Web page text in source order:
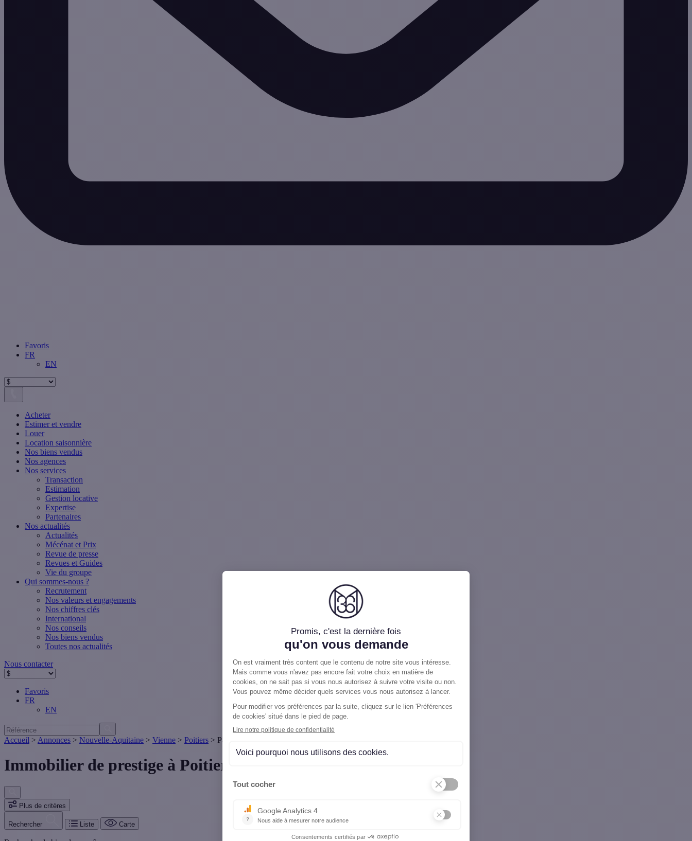
Favoris
FR
EN
Acheter
Estimer et vendre
Louer
Location saisonnière
Nos biens vendus
Nos agences
Nos services
Transaction
Estimation
Gestion locative
Expertise
Partenaires
Nos actualités
Actualités
Mécénat et Prix
Revue de presse
Revues et Guides
Vie du groupe
Qui sommes-nous ?
Recrutement
Nos valeurs et engagements
Nos chiffres clés
International
Nos conseils
Nos biens vendus
Toutes nos actualités
Nous contacter
Favoris
FR
EN
Accueil > Annonces > Nouvelle-Aquitaine > Vienne > Poitiers > Page 2
Immobilier de prestige à Poitiers
Plus de critères
Rechercher Liste Carte